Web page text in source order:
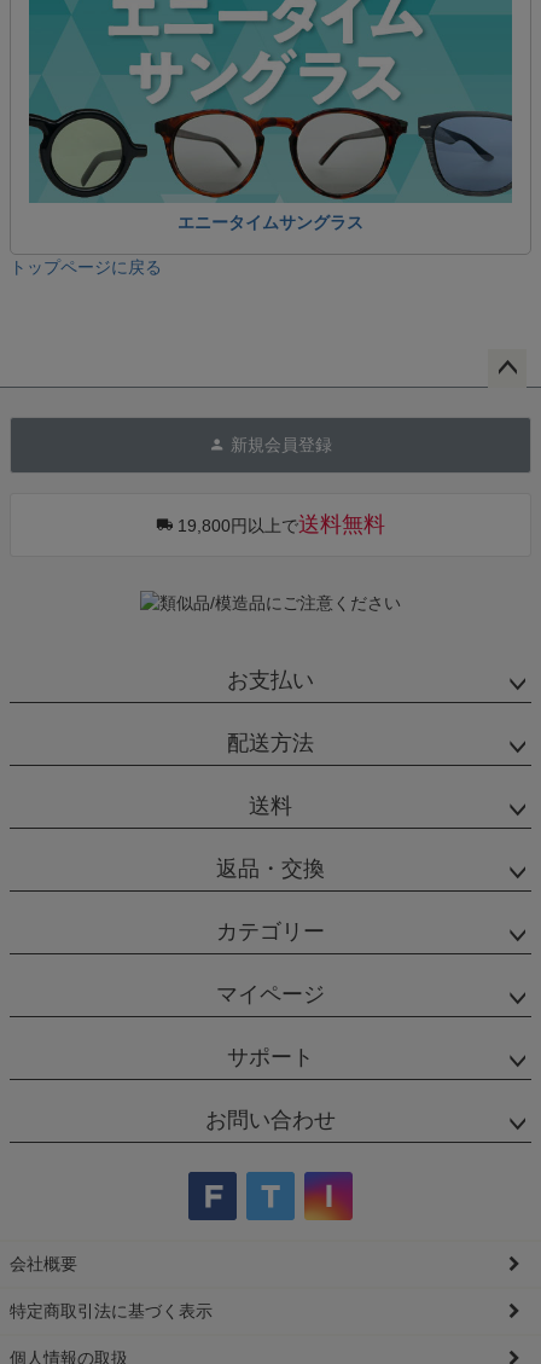
エニータイムサングラス
トップページに戻る
へ
新規会員登録
19,800円以上で送料無料
お支払い
配送方法
送料
返品・交換
カテゴリー
マイページ
サポート
お問い合わせ
会社概要
特定商取引法に基づく表示
個人情報の取扱